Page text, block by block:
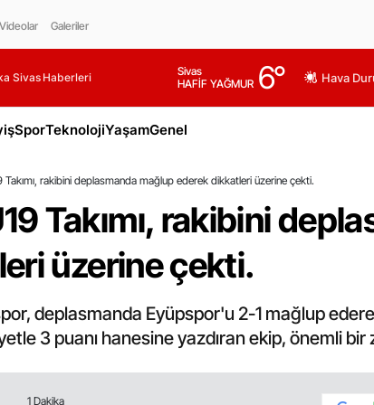
Videolar Galeriler
Sivas Haberleri
Sivas
HAFİF YAĞMUR 6° Hava
SporTeknolojiYaşamGenel
Takımı, rakibini deplasmanda mağlup ederek dikkatleri üzerine çekti.
Takımı, rakibini
üzerine çekti.
deplasmanda Eyüpspor'u 2-1 mağlup
3 puanı hanesine yazdıran ekip, önemli
1 Dakika